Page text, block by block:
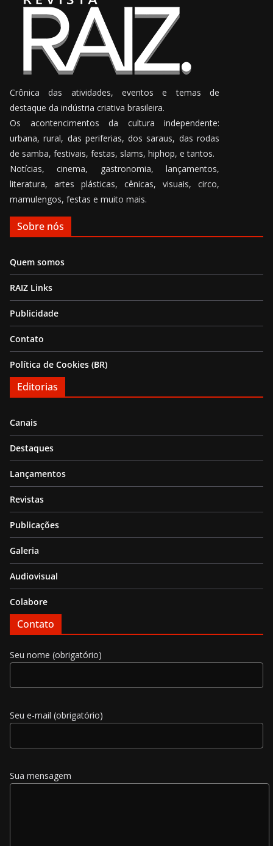
Crônica das atividades, eventos e temas de
destaque da indústria criativa brasileira.
Os acontencimentos da cultura independente:
urbana, rural, das periferias, dos saraus, das rodas
de samba, festivais, festas, slams, hiphop, e tantos.
Notícias, cinema, gastronomia, lançamentos,
literatura, artes plásticas, cênicas, visuais, circo,
mamulengos, festas e muito mais.
Sobre nós
Quem somos
RAIZ Links
Publicidade
Contato
Política de Cookies (BR)
Editorias
Canais
Destaques
Lançamentos
Revistas
Publicações
Galeria
Audiovisual
Colabore
Contato
Seu nome (obrigatório)
Seu e-mail (obrigatório)
Sua mensagem